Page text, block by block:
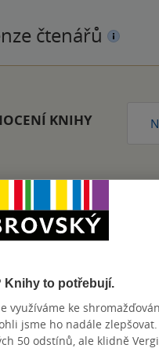
čtenářů
KNIHY
z 20
to potřebují.
využíváme ke
jsme ho nadále zlepšovat.
50 odstínů, ale klidně